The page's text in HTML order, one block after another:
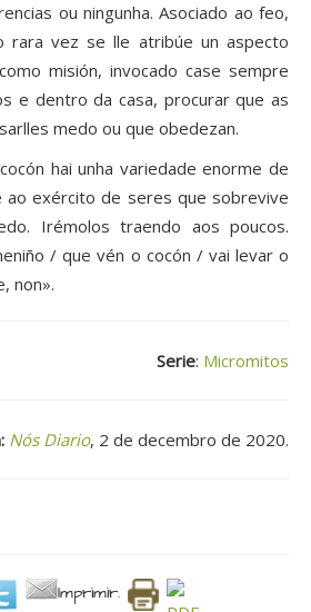
ou ningunha. Asociado ao feo,
rara vez se lle atribúe un aspecto
misión, invocado case sempre
e dentro da casa, procurar que as
medo ou que obedezan.
hai unha variedade enorme de
exército de seres que sobrevive
Irémolos traendo aos poucos.
/ que vén o cocón / vai levar o
non».
Serie: Micromitos
Nós Diario, 2 de decembro de 2020.
Imprimir.